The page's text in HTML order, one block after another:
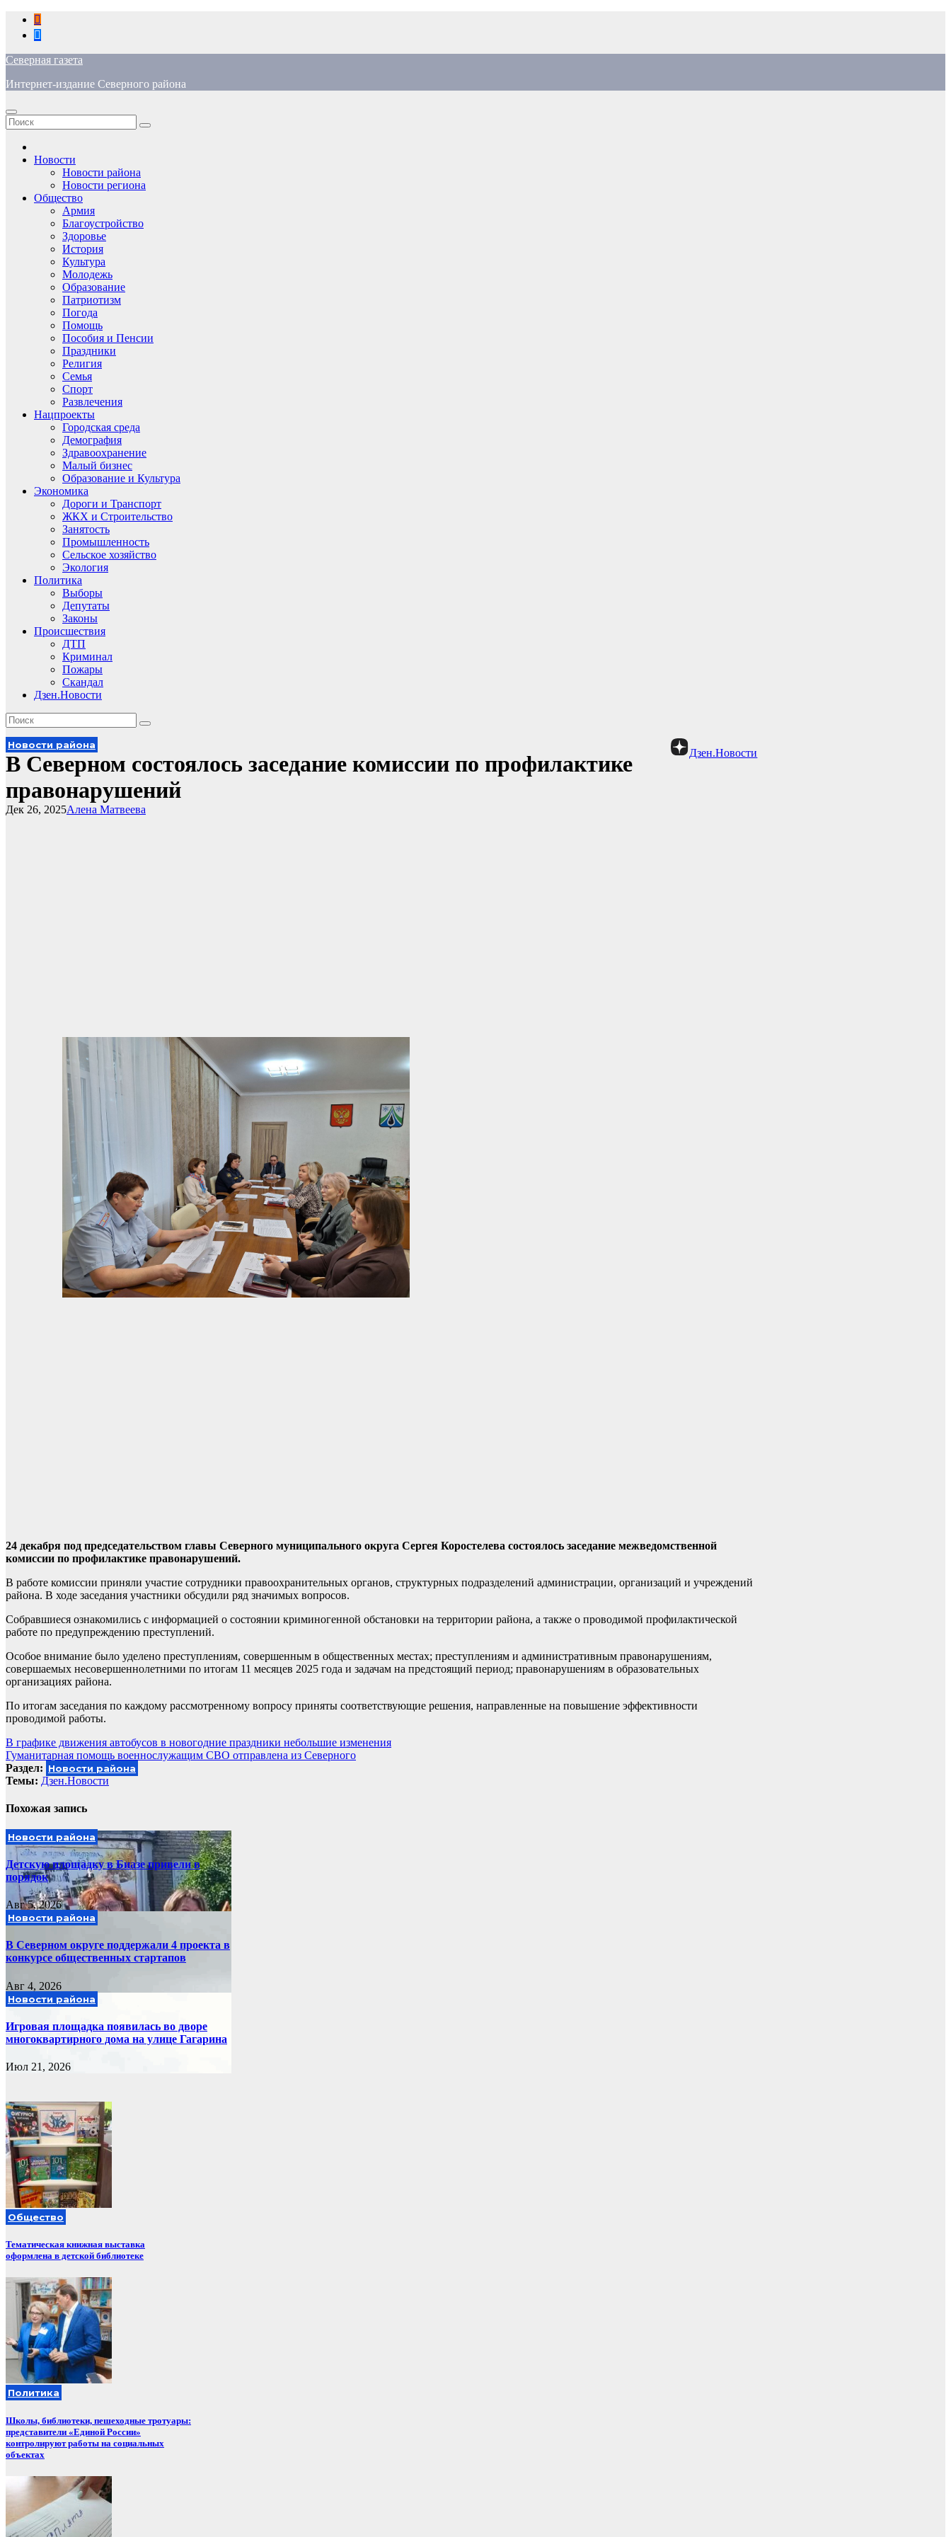
Перейти
содержимому
Северная газета
Интернет-издание Северного района
Новости
Новости района
Новости региона
Общество
Армия
Благоустройство
Здоровье
История
Культура
Молодежь
Образование
Патриотизм
Погода
Помощь
Пособия и Пенсии
Праздники
Религия
Семья
Спорт
Развлечения
Нацпроекты
Городская среда
Демография
Здравоохранение
Малый бизнес
Образование и Культура
Экономика
Дороги и Транспорт
ЖКХ и Строительство
Занятость
Промышленность
Сельское хозяйство
Экология
Политика
Выборы
Депутаты
Законы
Происшествия
ДТП
Криминал
Пожары
Скандал
Дзен.Новости
Дзен.Новости
Новости района
В Северном состоялось заседание комиссии по профилактике
правонарушений
Алена Матвеева
Дек 26, 2025
24 декабря под председательством главы Северного муниципального округа Сергея Коростелева состоялось заседание межведомственной
комиссии по профилактике правонарушений.
В работе комиссии приняли участие сотрудники правоохранительных органов, структурных подразделений администрации, организаций и учреждений
района. В ходе заседания участники обсудили ряд значимых вопросов.
Собравшиеся ознакомились с информацией о состоянии криминогенной обстановки на территории района, а также о проводимой профилактической
работе по предупреждению преступлений.
Особое внимание было уделено преступлениям, совершенным в общественных местах; преступлениям и административным правонарушениям,
совершаемых несовершеннолетними по итогам 11 месяцев 2025 года и задачам на предстоящий период; правонарушениям в образовательных
организациях района.
По итогам заседания по каждому рассмотренному вопросу приняты соответствующие решения, направленные на повышение эффективности
проводимой работы.
Навигация
по
записям
В графике движения автобусов в новогодние праздники небольшие изменения
Гуманитарная помощь военнослужащим СВО отправлена из Северного
Раздел: Новости района
Темы: Дзен.Новости
Похожая запись
Новости района
Детскую площадку в Биазе привели в
порядок
Авг 5, 2026
Новости района
В Северном округе поддержали 4 проекта в
конкурсе общественных стартапов
Авг 4, 2026
Новости района
Игровая площадка появилась во дворе
многоквартирного дома на улице Гагарина
Июл 21, 2026
Общество
Тематическая книжная выставка
оформлена в детской библиотеке
Политика
Школы, библиотеки, пешеходные тротуары:
представители «Единой России»
контролируют работы на социальных
объектах